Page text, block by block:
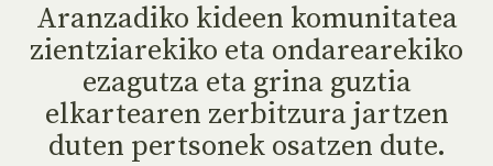
Aranzadiko kideen komunitatea
zientziarekiko eta ondarearekiko
ezagutza eta grina guztia
elkartearen zerbitzura jartzen
duten pertsonek osatzen dute.